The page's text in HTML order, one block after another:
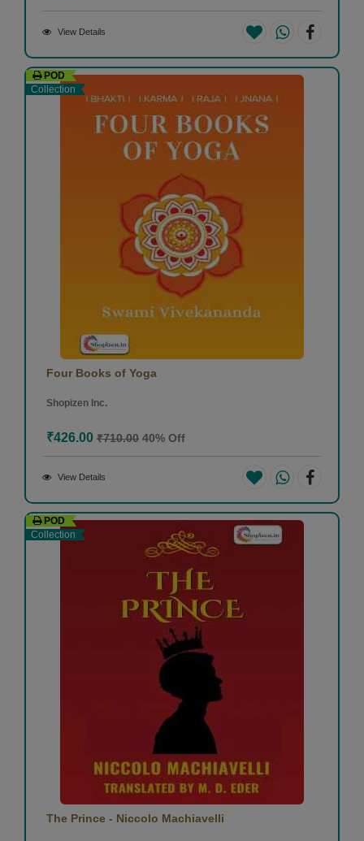
View Details
POD
Collection
Four Books of Yoga
Shopizen Inc.
₹426.00 ₹710.00 40% Off
View Details
POD
Collection
The Prince - Niccolo Machiavelli